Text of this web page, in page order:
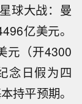
球大战：曼
亿美元。
元（开4300
念日假为四
持平预期。